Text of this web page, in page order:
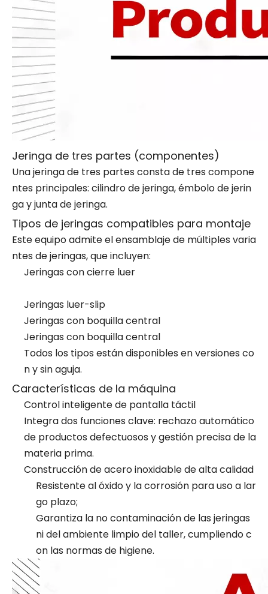
Jeringa de tres partes (componentes)
Una jeringa de tres partes consta de tres compone
ntes principales: cilindro de jeringa, émbolo de jerin
ga y junta de jeringa.
Tipos de jeringas compatibles para montaje
Este equipo admite el ensamblaje de múltiples varia
ntes de jeringas, que incluyen:
Jeringas con cierre luer
Jeringas luer-slip
Jeringas con boquilla central
Jeringas con boquilla central
Todos los tipos están disponibles en versiones co
n y sin aguja.
Características de la máquina
Control inteligente de pantalla táctil
Integra dos funciones clave: rechazo automático
de productos defectuosos y gestión precisa de la
materia prima.
Construcción de acero inoxidable de alta calidad
Resistente al óxido y la corrosión para uso a lar
go plazo;
Garantiza la no contaminación de las jeringas
ni del ambiente limpio del taller, cumpliendo c
on las normas de higiene.